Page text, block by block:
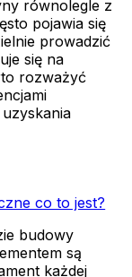
równolegle z
pojawia się
prowadzić
się na
rozważyć
co to jest?
budowy
są
każdej